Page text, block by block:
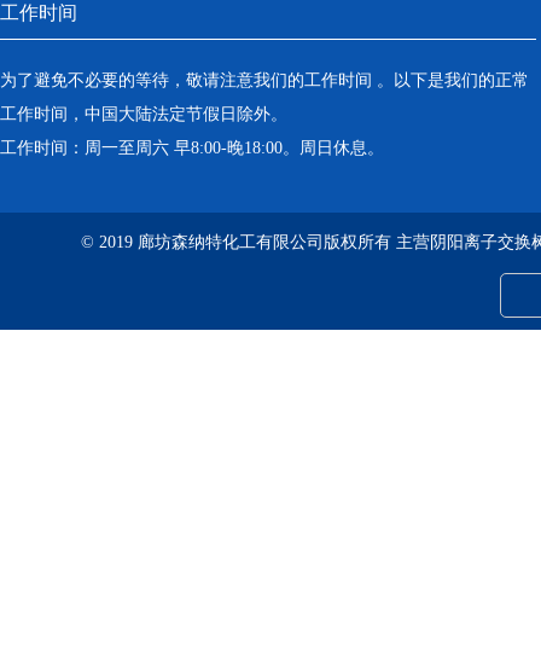
工作时间
为了避免不必要的等待，敬请注意我们的工作时间 。以下是我们的正常
工作时间，中国大陆法定节假日除外。
工作时间：周一至周六 早8:00-晚18:00。周日休息。
© 2019 廊坊森纳特化工有限公司版权所有 主营阴阳离子交换